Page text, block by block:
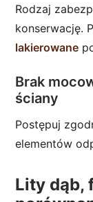
Rodzaj
konserwację.
lakierowane
Brak
ściany
Postępuj
elementów
Lity dąb,